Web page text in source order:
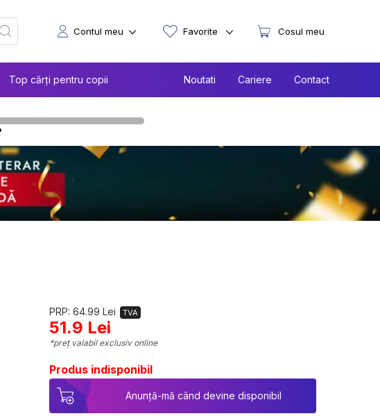
Top cărți pentru copii Noutati Cariere Contact
Contul meu Favorite Cosul meu
PRP: 64.99 Lei TVA
51.9 Lei
*preț valabil exclusiv online
Produs indisponibil
Anunță-mă când devine disponibil